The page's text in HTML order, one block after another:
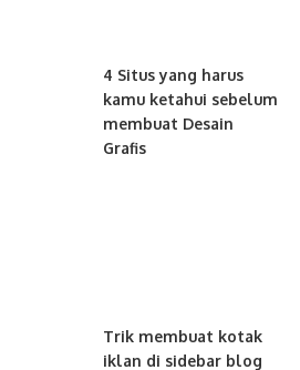
4 Situs yang harus
kamu ketahui sebelum
membuat Desain
Grafis
Trik membuat kotak
iklan di sidebar blog